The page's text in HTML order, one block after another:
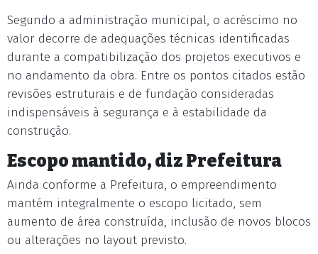
Segundo a administração municipal, o acréscimo no
valor decorre de adequações técnicas identificadas
durante a compatibilização dos projetos executivos e
no andamento da obra. Entre os pontos citados estão
revisões estruturais e de fundação consideradas
indispensáveis à segurança e à estabilidade da
construção.
Escopo mantido, diz Prefeitura
Ainda conforme a Prefeitura, o empreendimento
mantém integralmente o escopo licitado, sem
aumento de área construída, inclusão de novos blocos
ou alterações no layout previsto.